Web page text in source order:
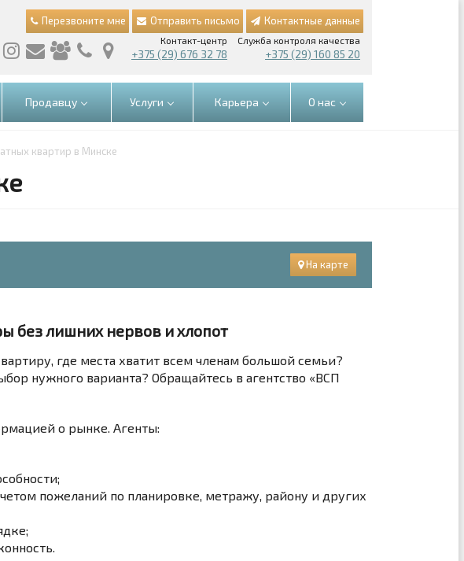
Перезвоните мне Отправить письмо Контактные данные
Контакт-центр
+375 (29) 676 32 78
Служба контроля качества
+375 (29) 160 85 20
Продавцу Услуги Карьера О нас
квартир в Минске
На карте
без лишних нервов и хлопот
где места хватит всем членам большой семьи?
нужного варианта? Обращайтесь в агентство «ВСП
о рынке. Агенты:
пожеланий по планировке, метражу, району и других